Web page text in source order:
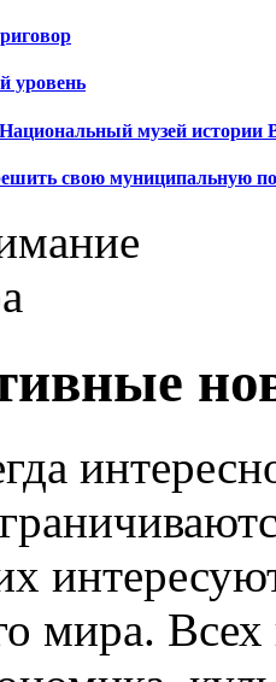
уровень
музей истории
свою муниципальную
мира.